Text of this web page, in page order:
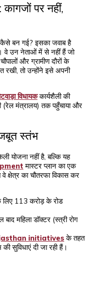
पर नहीं,
कैसे बन गई? इसका जवाब है
वे उन नेताओं में से नहीं हैं जो
और ग्रामीण दौरों के
रखी, तो उन्होंने इसे अपनी
विधायककार्यशैली की
(रेल मंत्रालय) तक पहुँचाया और
स्तंभ
योजना नहीं है, बल्कि यह
मास्टर प्लान का एक
क्षेत्र का चौतरफा विकास कर
₹113 करोड़ के रोड
महिला डॉक्टर (स्त्री रोग
initiativesके तहत
सुविधाएं दी जा रही हैं।